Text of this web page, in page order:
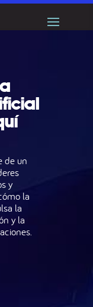
de un
y
la
la
y la